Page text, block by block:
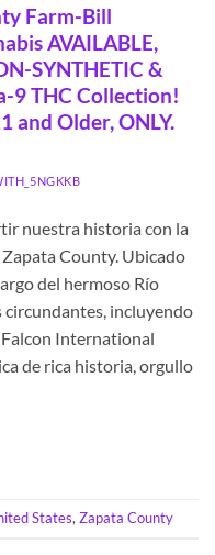
Farm-Bill
AVAILABLE,
SYNTHETIC &
9 THC Collection!
and Older, ONLY.
nuestra historia con la
County. Ubicado
del hermoso Río
circundantes, incluyendo
International
de rica historia, orgullo
States,Zapata County